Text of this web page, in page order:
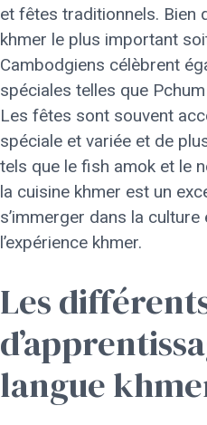
et fêtes traditionnels. Bien
khmer le plus important
Cambodgiens célèbrent
spéciales telles que
Les fêtes sont souvent
spéciale et variée et de
tels que le fish amok et le
la cuisine khmer est un
s’immerger dans la
l’expérience khmer.
Les
langue